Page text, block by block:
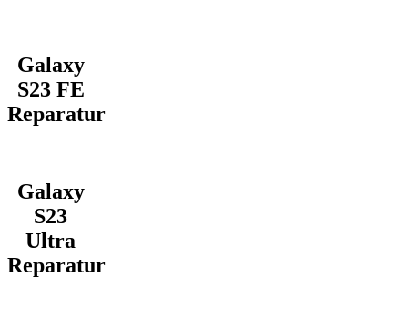
Galaxy
S23 FE
Reparatur
Galaxy
S23
Ultra
Reparatur